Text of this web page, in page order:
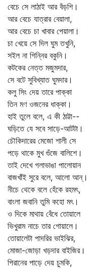
বেচে সে লাঠাই আর বঁড়শি।
আর বেচে যাত্রার বেয়ালা,
আর বেচে চা খাবার পেয়ালা।
চা খেয়ে সে দিল ঘুম তখুনি,
সইল না গিন্নির বকুনি।
কটকের নেত্ত মজুমদার,
সে বটে সুবিখ্যাত ঘুমদার।
কলু সিং দেয় তারে পাক্কা
তিন মণ ওজনের ধাক্কা।
হাই তুলে বলে, এ কী ঠাট্টা--
ঘড়িতে যে সবে সাড়ে-আটটা।
চৌকিদারের মেজো শালী সে
পড়ে থাকে মুখ গুঁজে বালিশে।
তাই দেখে গলাভাঙা পালোয়ান
বাজখাঁই সুরে বলে, আলো আন্‌।
নীচে থেকে বলে হেঁকে রহমৎ,
বাংলা জবানি তুমি কহো মৎ।
ও দিকে মাথায় বেঁধে তোয়ালে
ভিখুরাম নাচে তার গোয়ালে।
তোয়ালেটা পাদরির ভাইঝির,
মোজা-জোড়া খড়দার বাইজির।
পিরানের পাড়ে দেয় চুমকি,